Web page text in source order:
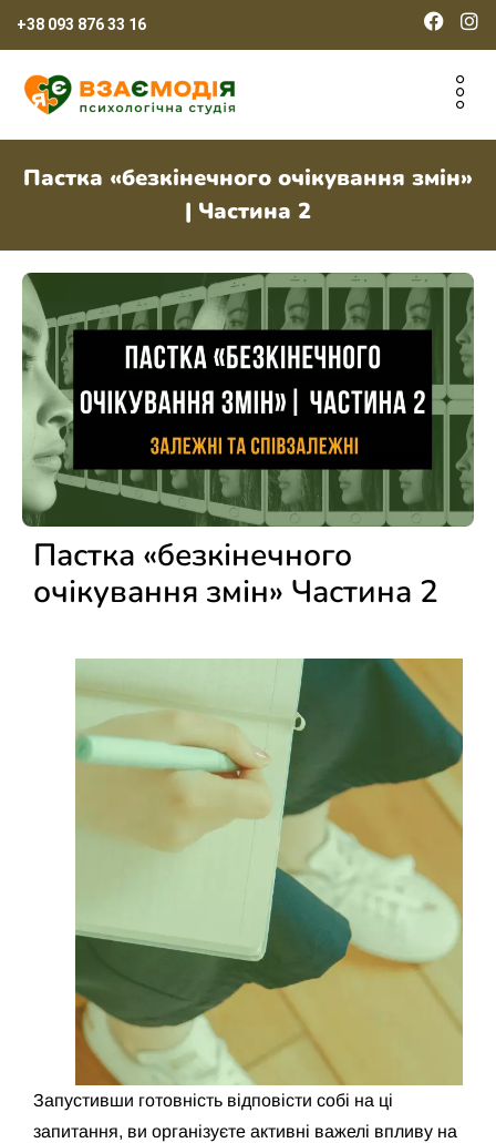
+38 093 876 33 16
Пастка «безкінечного очікування змін»
| Частина 2
Пастка «безкінечного
очікування змін» Частина 2
Запустивши готовність відповісти собі на ці
запитання, ви організуєте активні важелі впливу на